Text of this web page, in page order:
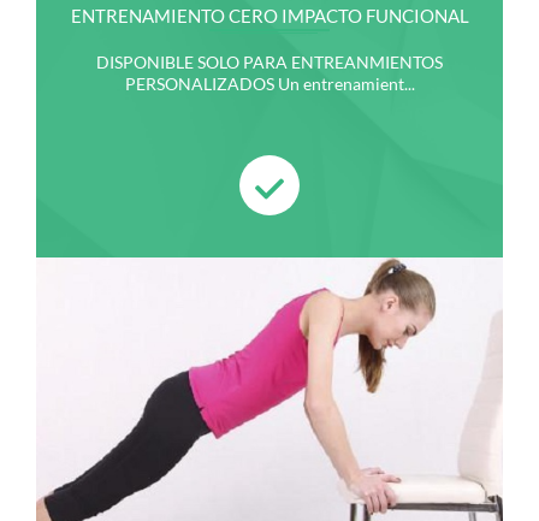
ENTRENAMIENTO CERO IMPACTO FUNCIONAL
DISPONIBLE SOLO PARA ENTREANMIENTOS
PERSONALIZADOS Un entrenamient...